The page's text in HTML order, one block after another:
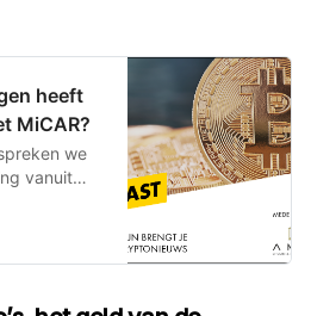
heeft
MiCAR?
we
vanuit